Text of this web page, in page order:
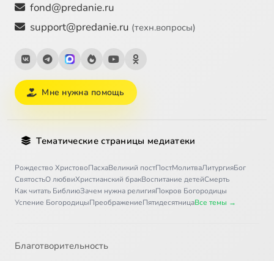
fond@predanie.ru
support@predanie.ru (техн.вопросы)
Мне нужна помощь
Тематические страницы медиатеки
Рождество ХристовоПасхаВеликий постПостМолитваЛитургияБог
СвятостьО любвиХристианский бракВоспитание детейСмерть
Как читать БиблиюЗачем нужна религияПокров Богородицы
Успение БогородицыПреображениеПятидесятницаВсе темы →
Благотворительность